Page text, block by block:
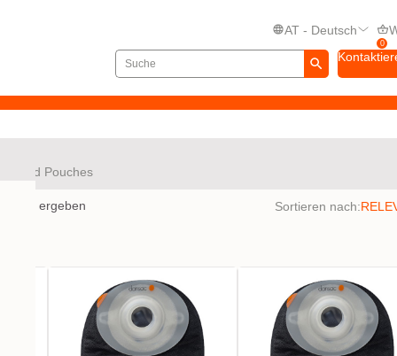
AT - Deutsch
0
Closed Pouches
ergeben Sortieren nach: